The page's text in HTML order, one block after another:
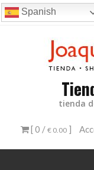
Ir
al
Spanish
tienda
[ 0 / € 0.00]